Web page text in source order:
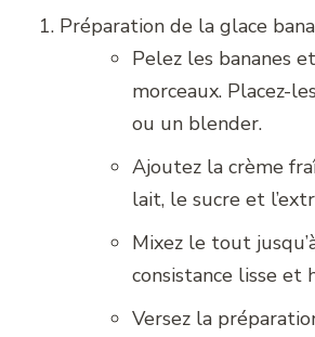
Préparation de la glace
Pelez les bananes
morceaux. Placez-
ou un blender.
Ajoutez la crème
lait, le sucre et
Mixez le tout
consistance lisse et
Versez la